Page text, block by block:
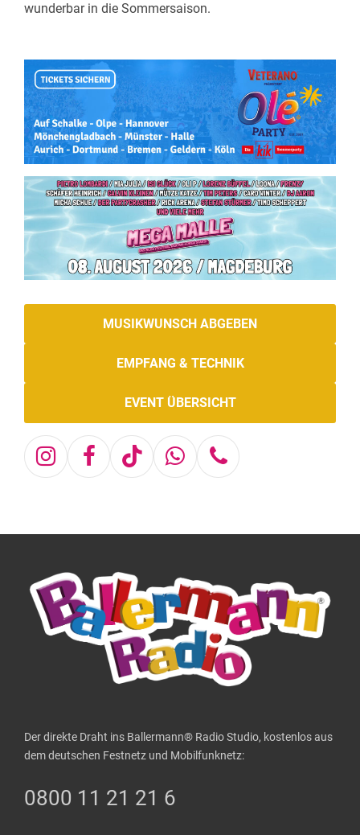
wunderbar in die Sommersaison.
MUSIKWUNSCH ABGEBEN
EMPFANG & TECHNIK
EVENT ÜBERSICHT
Instagram
Facebook
TiktokWhatsapp
Telefon
Der direkte Draht ins Ballermann® Radio Studio, kostenlos aus
dem deutschen Festnetz und Mobilfunknetz:
0800 11 21 21 6